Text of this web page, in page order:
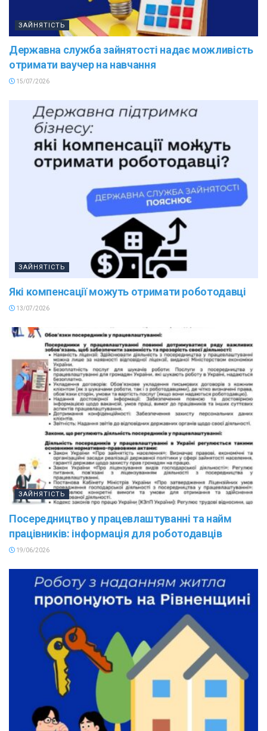
ЗАЙНЯТІСТЬ
Державна служба зайнятості надає можливість
отримати ваучер на навчання
15/07/2026
ЗАЙНЯТІСТЬ
Які компенсації можуть отримати роботодавці
13/07/2026
ЗАЙНЯТІСТЬ
Посередництво у працевлаштуванні та найм
працівників: інформація для роботодавців
19/06/2026